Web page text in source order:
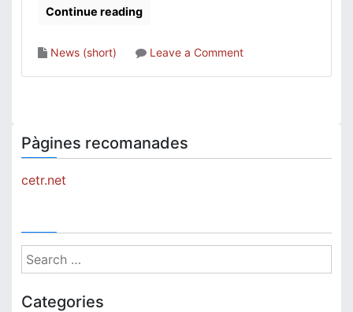
Continue reading
News (short) Leave a Commenton
Pàgines recomanades
cetr.net
Search
for:
Categories